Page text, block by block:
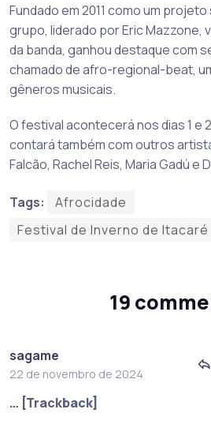
Fundado em 2011 como um
grupo, liderado por Eric Mazzone,
da banda, ganhou destaque com
chamado de afro-regional-beat,
gêneros musicais.
O festival acontecerá nos dias 1 e
contará também com outros
Falcão, Rachel Reis, Maria Gadú e
Tags:
Afrocidade
Festival de Inverno de Itacaré
19
sagame
22 de novembro de 2024
… [Trackback]